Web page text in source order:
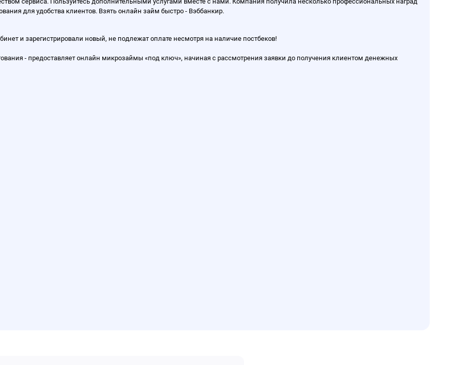
для удобства клиентов. Взять онлайн займ быстро - Вэббанкир.
и зарегистрировали новый, не подлежат оплате несмотря на наличие постбеков!
- предоставляет онлайн микрозаймы «под ключ», начиная с рассмотрения заявки до получения клиентом денежных